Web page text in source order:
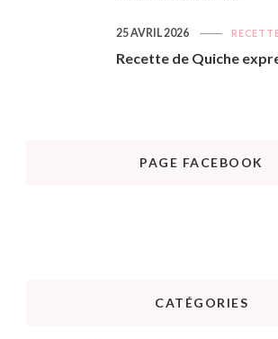
Recette de Quiche
25 AVRIL 2026
PAGE FACEBOOK
CATÉGORIES